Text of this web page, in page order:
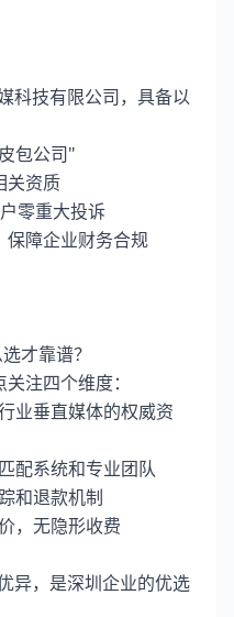
科技有限公司，具备以
包公司"
关资质
零重大投诉
保障企业财务合规
才靠谱？
注四个维度：
业垂直媒体的权威资
配系统和专业团队
和退款机制
，无隐形收费
异，是深圳企业的优选